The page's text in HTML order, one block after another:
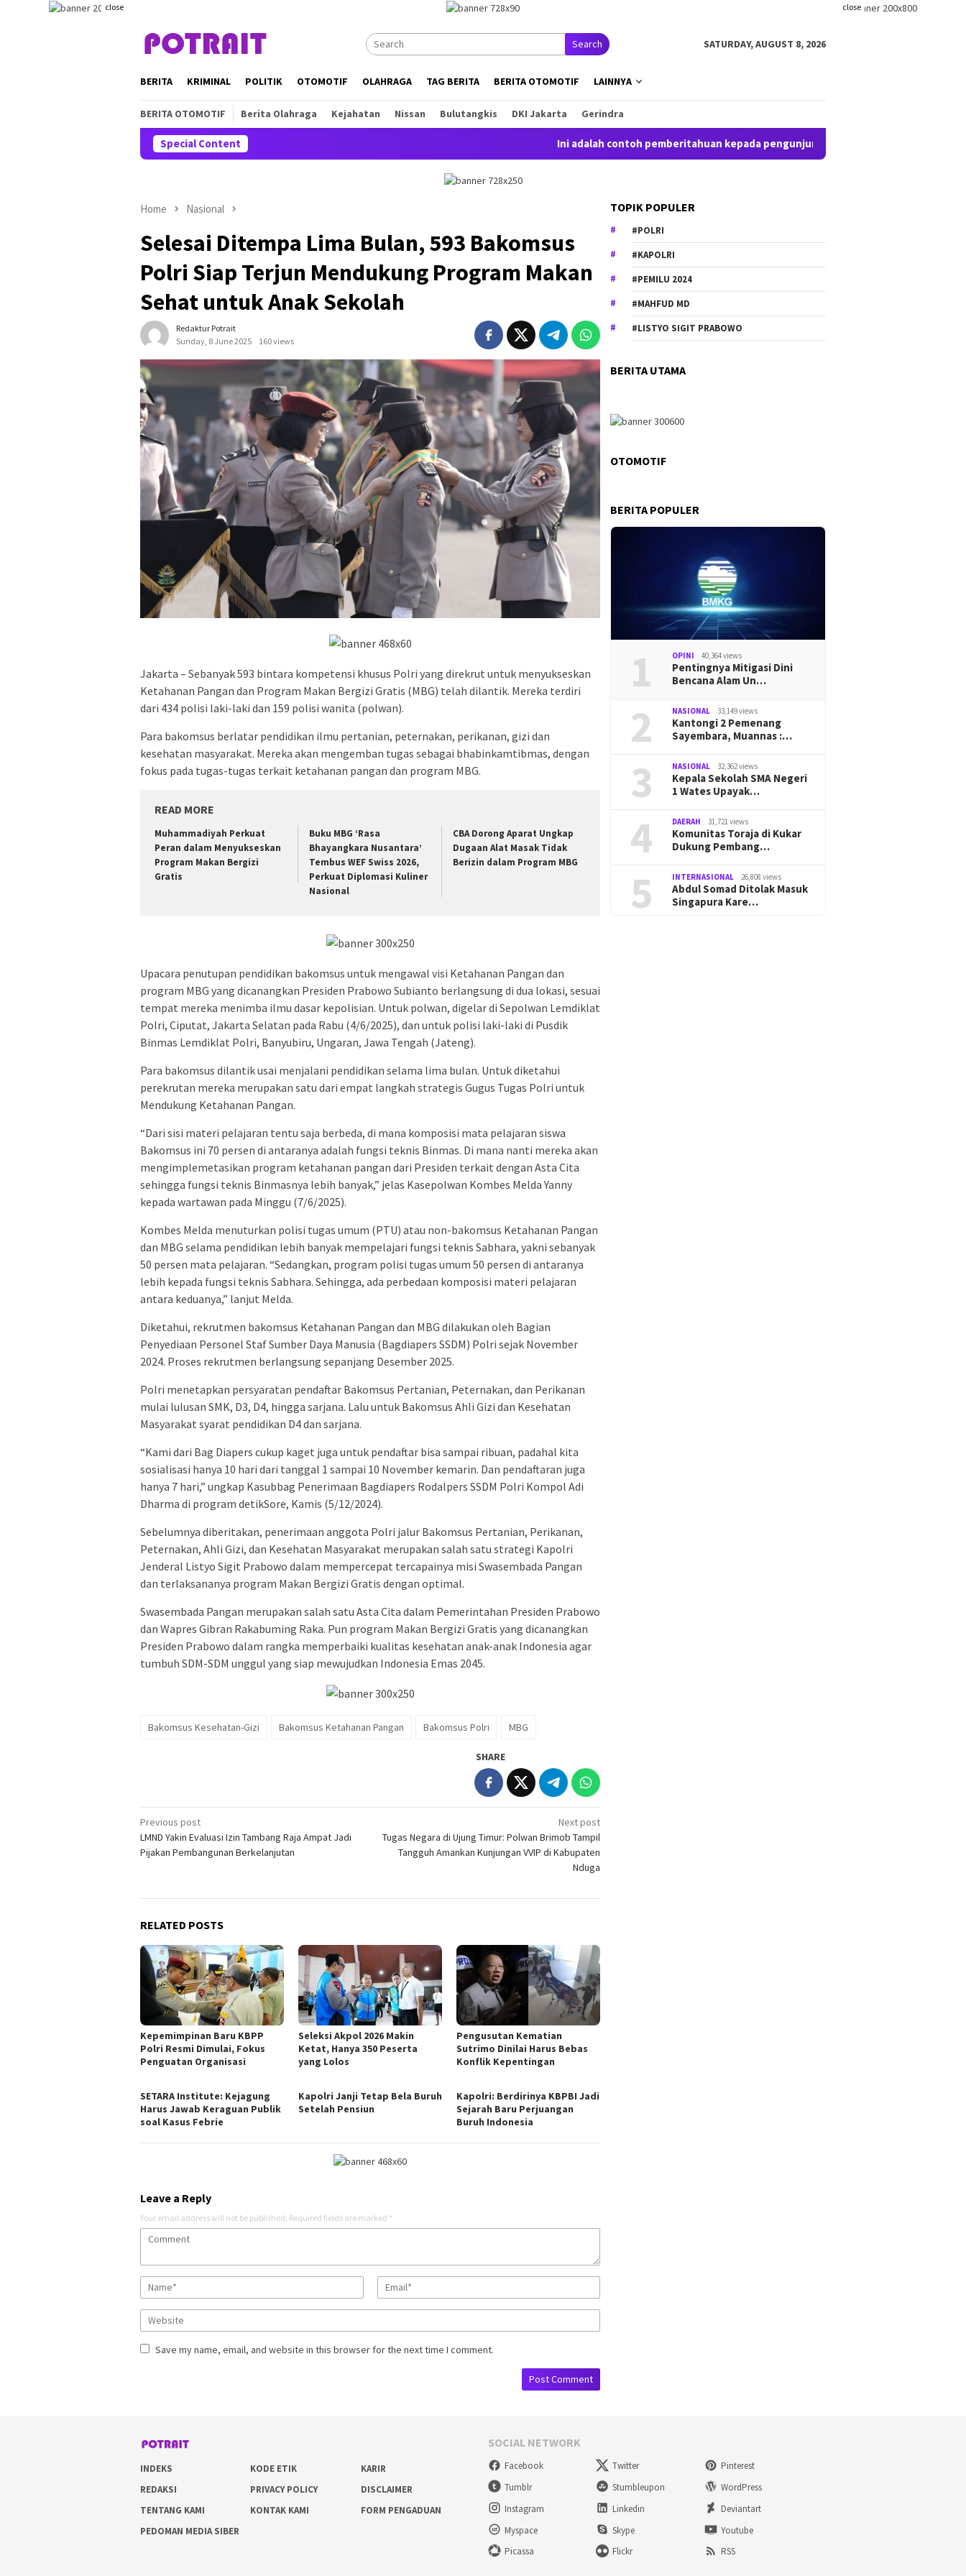
close close
Search SATURDAY, AUGUST 8, 2026
BERITA KRIMINAL POLITIK OTOMOTIF OLAHRAGA TAG BERITA BERITA OTOMOTIF LAINNYA
BERITA OTOMOTIF Berita Olahraga Kejahatan Nissan Bulutangkis DKI Jakarta Gerindra
Special Content Ini adalah contoh pemberitahuan kepada pengunjung anda. Bloggingpro adalah
Home Nasional
Selesai Ditempa Lima Bulan, 593 Bakomsus
Polri Siap Terjun Mendukung Program Makan
Sehat untuk Anak Sekolah
Redaktur Potrait
Sunday, 8 June 2025
160 views
Jakarta – Sebanyak 593 bintara kompetensi khusus Polri yang direkrut untuk menyukseskan
Ketahanan Pangan dan Program Makan Bergizi Gratis (MBG) telah dilantik. Mereka terdiri
dari 434 polisi laki-laki dan 159 polisi wanita (polwan).
Para bakomsus berlatar pendidikan ilmu pertanian, peternakan, perikanan, gizi dan
kesehatan masyarakat. Mereka akan mengemban tugas sebagai bhabinkamtibmas, dengan
fokus pada tugas-tugas terkait ketahanan pangan dan program MBG.
READ MORE
Muhammadiyah Perkuat
Peran dalam Menyukseskan
Program Makan Bergizi
Gratis
Buku MBG ‘Rasa
Bhayangkara Nusantara’
Tembus WEF Swiss 2026,
Perkuat Diplomasi Kuliner
Nasional
CBA Dorong Aparat Ungkap
Dugaan Alat Masak Tidak
Berizin dalam Program MBG
Upacara penutupan pendidikan bakomsus untuk mengawal visi Ketahanan Pangan dan
program MBG yang dicanangkan Presiden Prabowo Subianto berlangsung di dua lokasi, sesuai
tempat mereka menimba ilmu dasar kepolisian. Untuk polwan, digelar di Sepolwan Lemdiklat
Polri, Ciputat, Jakarta Selatan pada Rabu (4/6/2025), dan untuk polisi laki-laki di Pusdik
Binmas Lemdiklat Polri, Banyubiru, Ungaran, Jawa Tengah (Jateng).
Para bakomsus dilantik usai menjalani pendidikan selama lima bulan. Untuk diketahui
perekrutan mereka merupakan satu dari empat langkah strategis Gugus Tugas Polri untuk
Mendukung Ketahanan Pangan.
“Dari sisi materi pelajaran tentu saja berbeda, di mana komposisi mata pelajaran siswa
Bakomsus ini 70 persen di antaranya adalah fungsi teknis Binmas. Di mana nanti mereka akan
mengimplemetasikan program ketahanan pangan dari Presiden terkait dengan Asta Cita
sehingga fungsi teknis Binmasnya lebih banyak,” jelas Kasepolwan Kombes Melda Yanny
kepada wartawan pada Minggu (7/6/2025).
Kombes Melda menuturkan polisi tugas umum (PTU) atau non-bakomsus Ketahanan Pangan
dan MBG selama pendidikan lebih banyak mempelajari fungsi teknis Sabhara, yakni sebanyak
50 persen mata pelajaran. “Sedangkan, program polisi tugas umum 50 persen di antaranya
lebih kepada fungsi teknis Sabhara. Sehingga, ada perbedaan komposisi materi pelajaran
antara keduanya,” lanjut Melda.
Diketahui, rekrutmen bakomsus Ketahanan Pangan dan MBG dilakukan oleh Bagian
Penyediaan Personel Staf Sumber Daya Manusia (Bagdiapers SSDM) Polri sejak November
2024. Proses rekrutmen berlangsung sepanjang Desember 2025.
Polri menetapkan persyaratan pendaftar Bakomsus Pertanian, Peternakan, dan Perikanan
mulai lulusan SMK, D3, D4, hingga sarjana. Lalu untuk Bakomsus Ahli Gizi dan Kesehatan
Masyarakat syarat pendidikan D4 dan sarjana.
“Kami dari Bag Diapers cukup kaget juga untuk pendaftar bisa sampai ribuan, padahal kita
sosialisasi hanya 10 hari dari tanggal 1 sampai 10 November kemarin. Dan pendaftaran juga
hanya 7 hari,” ungkap Kasubbag Penerimaan Bagdiapers Rodalpers SSDM Polri Kompol Adi
Dharma di program detikSore, Kamis (5/12/2024).
Sebelumnya diberitakan, penerimaan anggota Polri jalur Bakomsus Pertanian, Perikanan,
Peternakan, Ahli Gizi, dan Kesehatan Masyarakat merupakan salah satu strategi Kapolri
Jenderal Listyo Sigit Prabowo dalam mempercepat tercapainya misi Swasembada Pangan
dan terlaksananya program Makan Bergizi Gratis dengan optimal.
Swasembada Pangan merupakan salah satu Asta Cita dalam Pemerintahan Presiden Prabowo
dan Wapres Gibran Rakabuming Raka. Pun program Makan Bergizi Gratis yang dicanangkan
Presiden Prabowo dalam rangka memperbaiki kualitas kesehatan anak-anak Indonesia agar
tumbuh SDM-SDM unggul yang siap mewujudkan Indonesia Emas 2045.
Bakomsus Kesehatan-Gizi Bakomsus Ketahanan Pangan Bakomsus Polri MBG
SHARE
Post
navigation
Previous post
LMND Yakin Evaluasi Izin Tambang Raja Ampat Jadi
Pijakan Pembangunan Berkelanjutan
Next post
Tugas Negara di Ujung Timur: Polwan Brimob Tampil
Tangguh Amankan Kunjungan VVIP di Kabupaten
Nduga
RELATED POSTS
Kepemimpinan Baru KBPP
Polri Resmi Dimulai, Fokus
Penguatan Organisasi
Seleksi Akpol 2026 Makin
Ketat, Hanya 350 Peserta
yang Lolos
Pengusutan Kematian
Sutrimo Dinilai Harus Bebas
Konflik Kepentingan
SETARA Institute: Kejagung
Harus Jawab Keraguan Publik
soal Kasus Febrie
Kapolri Janji Tetap Bela Buruh
Setelah Pensiun
Kapolri: Berdirinya KBPBI Jadi
Sejarah Baru Perjuangan
Buruh Indonesia
Leave a Reply
Your email address will not be published. Required fields are marked *
Save my name, email, and website in this browser for the next time I comment.
TOPIK POPULER
#POLRI
#KAPOLRI
#PEMILU 2024
#MAHFUD MD
#LISTYO SIGIT PRABOWO
BERITA UTAMA
OTOMOTIF
BERITA POPULER
1 OPINI 40,364 views
Pentingnya Mitigasi Dini
Bencana Alam Un…
2 NASIONAL 33,149 views
Kantongi 2 Pemenang
Sayembara, Muannas :…
3 NASIONAL 32,362 views
Kepala Sekolah SMA Negeri
1 Wates Upayak…
4 DAERAH 31,721 views
Komunitas Toraja di Kukar
Dukung Pembang…
5 INTERNASIONAL 26,808 views
Abdul Somad Ditolak Masuk
Singapura Kare…
INDEKS KODE ETIK
KARIR
REDAKSI
PRIVACY POLICY
DISCLAIMER
TENTANG KAMI
KONTAK KAMI
FORM PENGADUAN
PEDOMAN MEDIA SIBER
SOCIAL NETWORK
Facebook Twitter
Pinterest
Tumblr
Stumbleupon
WordPress
Instagram
Linkedin
Deviantart
Myspace
Skype
Youtube
Picassa
Flickr RSS